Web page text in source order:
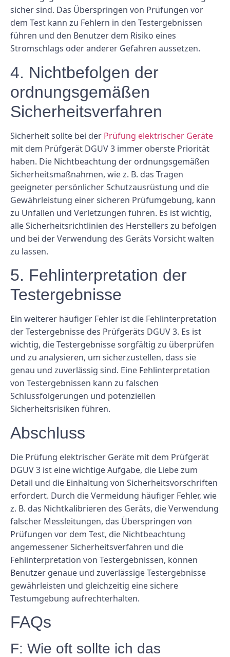
sicher sind. Das Überspringen von Prüfungen vor
dem Test kann zu Fehlern in den Testergebnissen
führen und den Benutzer dem Risiko eines
Stromschlags oder anderer Gefahren aussetzen.
4. Nichtbefolgen der
ordnungsgemäßen
Sicherheitsverfahren
Sicherheit sollte bei der Prüfung elektrischer Geräte
mit dem Prüfgerät DGUV 3 immer oberste Priorität
haben. Die Nichtbeachtung der ordnungsgemäßen
Sicherheitsmaßnahmen, wie z. B. das Tragen
geeigneter persönlicher Schutzausrüstung und die
Gewährleistung einer sicheren Prüfumgebung, kann
zu Unfällen und Verletzungen führen. Es ist wichtig,
alle Sicherheitsrichtlinien des Herstellers zu befolgen
und bei der Verwendung des Geräts Vorsicht walten
zu lassen.
5. Fehlinterpretation der
Testergebnisse
Ein weiterer häufiger Fehler ist die Fehlinterpretation
der Testergebnisse des Prüfgeräts DGUV 3. Es ist
wichtig, die Testergebnisse sorgfältig zu überprüfen
und zu analysieren, um sicherzustellen, dass sie
genau und zuverlässig sind. Eine Fehlinterpretation
von Testergebnissen kann zu falschen
Schlussfolgerungen und potenziellen
Sicherheitsrisiken führen.
Abschluss
Die Prüfung elektrischer Geräte mit dem Prüfgerät
DGUV 3 ist eine wichtige Aufgabe, die Liebe zum
Detail und die Einhaltung von Sicherheitsvorschriften
erfordert. Durch die Vermeidung häufiger Fehler, wie
z. B. das Nichtkalibrieren des Geräts, die Verwendung
falscher Messleitungen, das Überspringen von
Prüfungen vor dem Test, die Nichtbeachtung
angemessener Sicherheitsverfahren und die
Fehlinterpretation von Testergebnissen, können
Benutzer genaue und zuverlässige Testergebnisse
gewährleisten und gleichzeitig eine sichere
Testumgebung aufrechterhalten.
FAQs
F: Wie oft sollte ich das